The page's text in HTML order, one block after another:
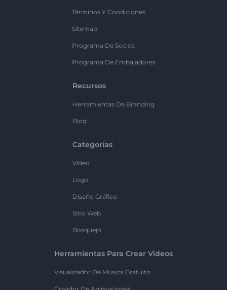
Términos Y Condiciones
Sitemap
Programa De Socios
Programa De Embajadores
Recursos
Herramientas De Branding
Blog
Categorías
Vídeo
Logo
Diseño Gráfico
Sitio Web
Bosquejo
Herramientas Para Crear Videos
Visualizador De Música Gratuito